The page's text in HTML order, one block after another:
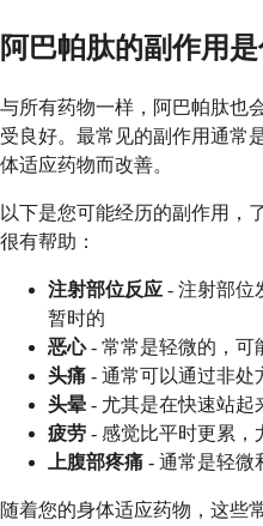
阿巴帕肽的副作用是
与所有药物一样，阿巴帕肽也
受良好。最常见的副作用通常
体适应药物而改善。
以下是您可能经历的副作用，
很有帮助：
注射部位反应 - 注射部位
暂时的
恶心- 常常是轻微的，可
头痛 - 通常可以通过非处
头晕 - 尤其是在快速站起
疲劳 - 感觉比平时更累，
上腹部疼痛 - 通常是轻微
随着您的身体适应药物，这些